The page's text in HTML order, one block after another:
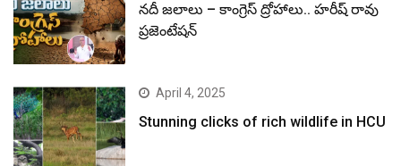
నదీ జలాలు – కాంగ్రెస్ ద్రోహాలు.. హరీష్ రావు
ప్రజెంటేషన్
April 4, 2025
Stunning clicks of rich wildlife in HCU